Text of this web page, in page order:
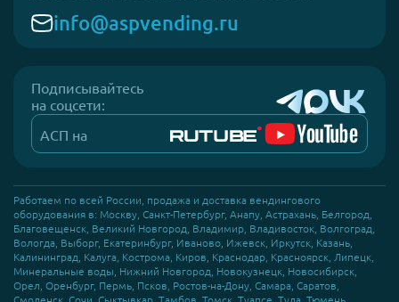
info@aspvending.ru
Подписывайтесь
на соцсети:
АСП на
Работаем по всей России, продажа и доставка вендингового
оборудования в: Москву, Санкт-Петербург, Анапу, Астрахань, Белгород,
Благовещенск, Великий Новгород, Владимир, Владивосток, Волгоград,
Вологда, Выборг, Екатеринбург, Иваново, Ижевск, Иркутск, Казань,
Калининград, Калуга, Кострома, Киров, Краснодар, Красноярск, Липецк,
Минеральные воды, Нижний Новгород, Новокузнецк, Новосибирск,
Орел, Оренбург, Пермь, Псков, Ростов-на-Дону, Самара, Саратов,